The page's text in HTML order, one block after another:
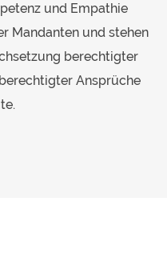
und Empathie
Mandanten und stehen
berechtigter
Ansprüche